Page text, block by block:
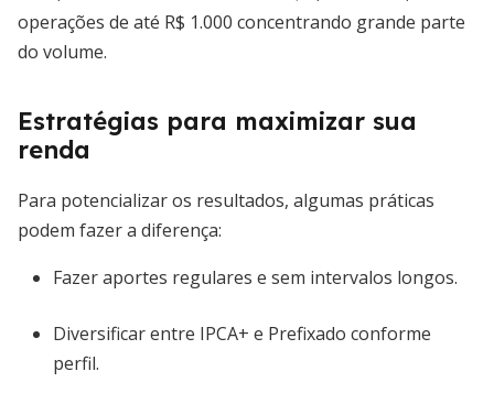
operações de até R$ 1.000 concentrando grande parte
do volume.
Estratégias para maximizar sua
renda
Para potencializar os resultados, algumas práticas
podem fazer a diferença:
Fazer aportes regulares e sem intervalos longos.
Diversificar entre IPCA+ e Prefixado conforme
perfil.